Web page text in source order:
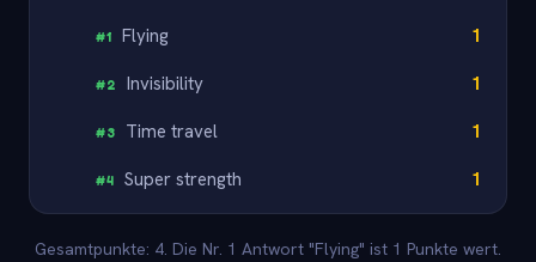
#1 Flying 1
#2 Invisibility 1
#3 Time travel 1
#4 Super strength 1
Gesamtpunkte: 4. Die Nr. 1 Antwort "Flying" ist 1 Punkte wert.